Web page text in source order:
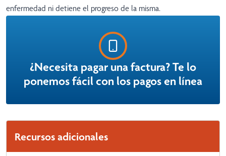
enfermedad ni detiene el progreso de la misma.
¿Necesita pagar una factura? Te lo
ponemos fácil con los pagos en línea
Recursos adicionales